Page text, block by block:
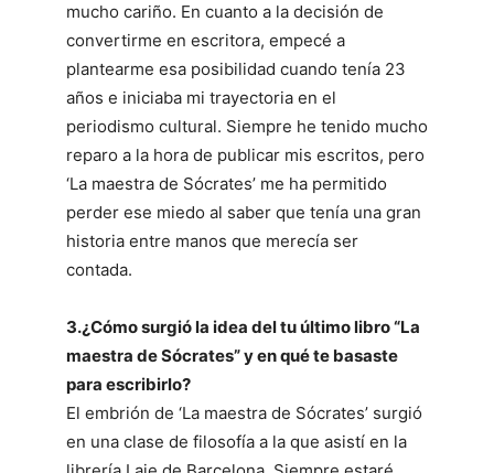
mucho cariño. En cuanto a la decisión de
convertirme en escritora, empecé a
plantearme esa posibilidad cuando tenía 23
años e iniciaba mi trayectoria en el
periodismo cultural. Siempre he tenido mucho
reparo a la hora de publicar mis escritos, pero
‘La maestra de Sócrates’ me ha permitido
perder ese miedo al saber que tenía una gran
historia entre manos que merecía ser
contada.
3.¿Cómo surgió la idea del tu último libro “La
maestra de Sócrates” y en qué te basaste
para escribirlo?
El embrión de ‘La maestra de Sócrates’ surgió
en una clase de filosofía a la que asistí en la